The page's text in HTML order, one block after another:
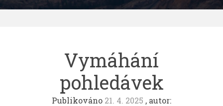
Vymáhání
pohledávek
Publikováno 21. 4. 2025 , autor: